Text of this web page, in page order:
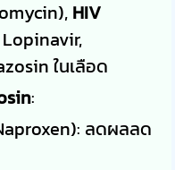
HIV
ในเลือด
:
ลดผลลด